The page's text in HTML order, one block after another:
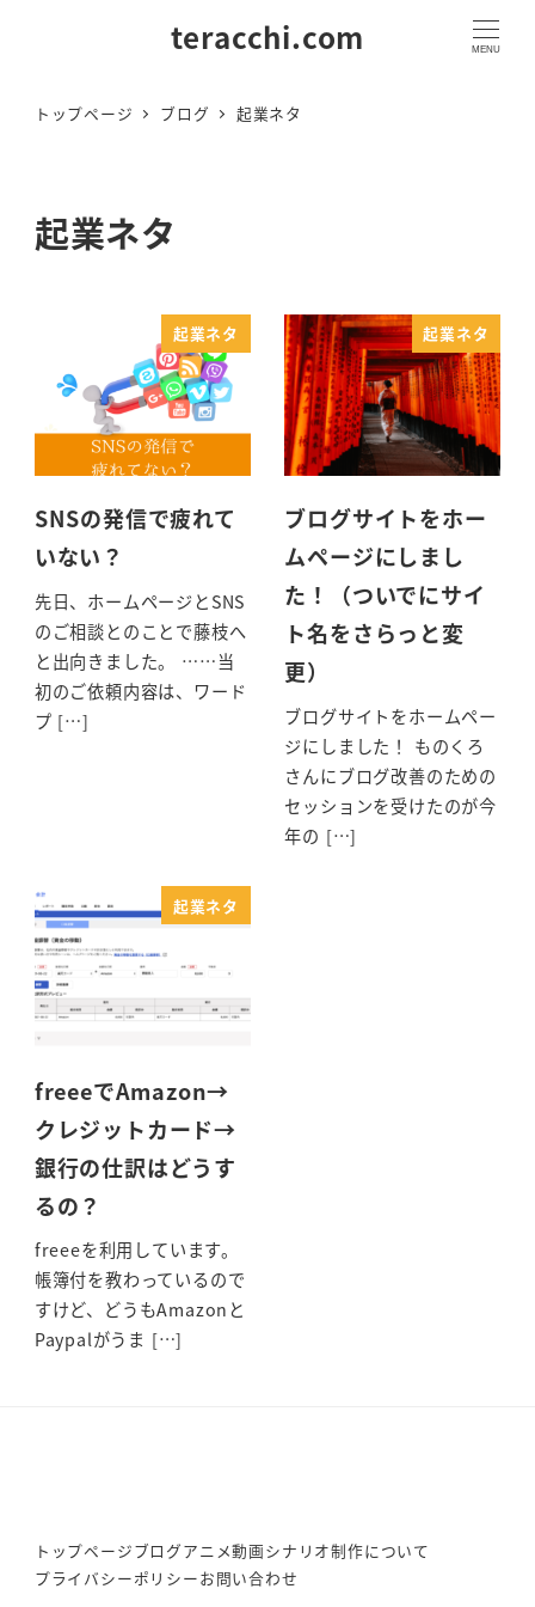
teracchi.com MENU
トップページ ブログ 起業ネタ
起業ネタ
起業ネタ
SNSの発信で疲れて
いない？
先日、ホームページとSNS
のご相談とのことで藤枝へ
と出向きました。 ……当
初のご依頼内容は、ワード
プ […]
起業ネタ
ブログサイトをホー
ムページにしまし
た！（ついでにサイ
ト名をさらっと変
更）
ブログサイトをホームペー
ジにしました！ ものくろ
さんにブログ改善のための
セッションを受けたのが今
年の […]
起業ネタ
freeeでAmazon→
クレジットカード→
銀行の仕訳はどうす
るの？
freeeを利用しています。
帳簿付を教わっているので
すけど、どうもAmazonと
Paypalがうま […]
トップページブログアニメ動画シナリオ制作について
プライバシーポリシーお問い合わせ